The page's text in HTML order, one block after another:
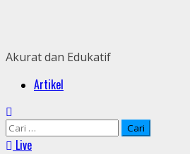
Akurat dan Edukatif
PrimaryArtikel
Cari
untuk:
Live